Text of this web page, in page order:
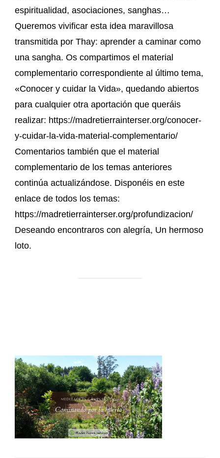
espiritualidad, asociaciones, sanghas…
Queremos vivificar esta idea maravillosa
transmitida por Thay: aprender a caminar como
una sangha. Os compartimos el material
complementario correspondiente al último tema,
«Conocer y cuidar la Vida», quedando abiertos
para cualquier otra aportación que queráis
realizar: https://madretierrainterser.org/conocer-
y-cuidar-la-vida-material-complementario/
Comentarios también que el material
complementario de los temas anteriores
continúa actualizándose. Disponéis en este
enlace de todos los temas:
https://madretierrainterser.org/profundizacion/
Deseando encontraros con alegría, Un hermoso
loto.